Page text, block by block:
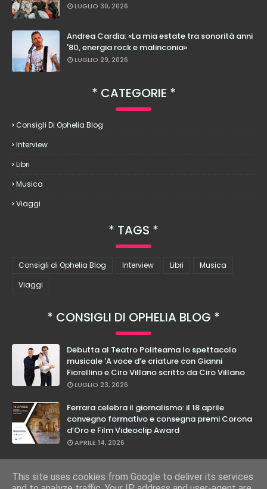
LUGLIO 30, 2026
Andrea Cardia: «La mia estate tra sonorità anni
'80, energia rock e malinconia»
LUGLIO 29, 2026
CATEGORIE
Consigli Di Ophelia Blog
Interview
Libri
Musica
Viaggi
TAGS
Consigli di Ophelia Blog Interview Libri
Musica
Viaggi
CONSIGLI DI OPHELIA BLOG
Debutta al Teatro Politeama lo spettacolo
musicale 'A voce d’e criature con Gianni
Fiorellino e Ciro Villano scritto da Ciro Villano
LUGLIO 23, 2026
Ferrara celebra il giornalismo: il 18 aprile
convegno formativo e consegna premi Corona
d’Oro e Film Videoclip Award
APRILE 14, 2026
con il suo nuovo spettacolo "E Loro Lo Sanno"
This site uses cookies from Google to deliver its services